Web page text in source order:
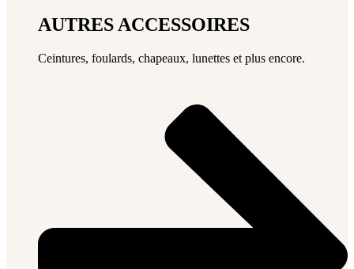
AUTRES ACCESSOIRES
Ceintures, foulards, chapeaux, lunettes et plus encore.